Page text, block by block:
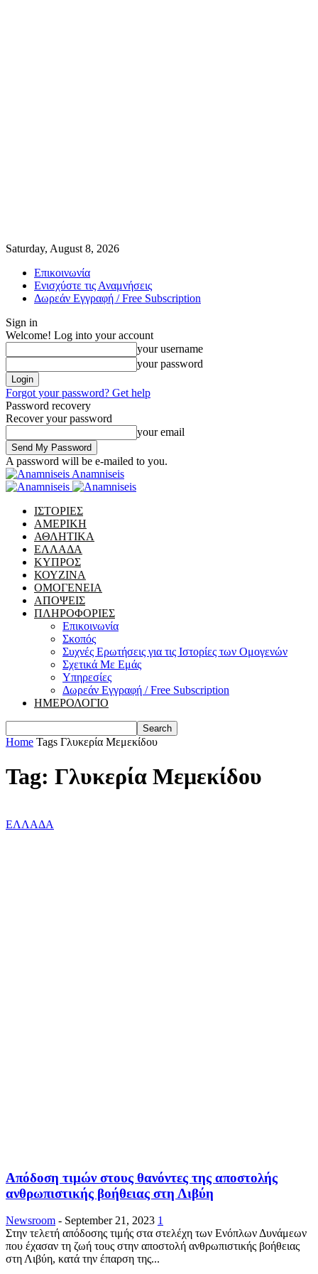
Saturday, August 8, 2026
Επικοινωνία
Ενισχύστε τις Αναμνήσεις
Δωρεάν Εγγραφή / Free Subscription
Sign in
Welcome! Log into your account
your username
your password
Forgot your password? Get help
Password recovery
Recover your password
your email
A password will be e-mailed to you.
Anamniseis
ΙΣΤΟΡΙΕΣ
ΑΜΕΡΙΚΗ
ΑΘΛΗΤΙΚΑ
ΕΛΛΑΔΑ
ΚΥΠΡΟΣ
ΚΟΥΖΙΝΑ
ΟΜΟΓΕΝΕΙΑ
ΑΠΟΨΕΙΣ
ΠΛΗΡΟΦΟΡΙΕΣ
Επικοινωνία
Σκοπός
Συχνές Ερωτήσεις για τις Ιστορίες των Ομογενών
Σχετικά Με Εμάς
Υπηρεσίες
Δωρεάν Εγγραφή / Free Subscription
ΗΜΕΡΟΛΟΓΙΟ
Home Tags Γλυκερία Μεμεκίδου
Tag: Γλυκερία Μεμεκίδου
ΕΛΛΑΔΑ
Απόδοση τιμών στους θανόντες της αποστολής
ανθρωπιστικής βοήθειας στη Λιβύη
Newsroom - September 21, 2023 1
Στην τελετή απόδοσης τιμής στα στελέχη των Ενόπλων Δυνάμεων
που έχασαν τη ζωή τους στην αποστολή ανθρωπιστικής βοήθειας
στη Λιβύη, κατά την έπαρση της...